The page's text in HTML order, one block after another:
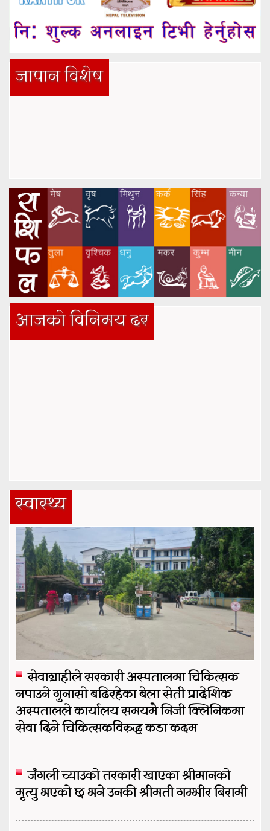
जापान विशेष
आजको विनिमय दर
स्वास्थ्य
सेवाग्राहीले सरकारी अस्पतालमा चिकित्सक
नपाउने गुनासो बढिरहेका बेला सेती प्रादेशिक
अस्पतालले कार्यालय समयमै निजी क्लिनिकमा
सेवा दिने चिकित्सकविरुद्ध कडा कदम
जंगली च्याउको तरकारी खाएका श्रीमानको
मृत्यु भएको छ भने उनकी श्रीमती गम्भीर बिरामी